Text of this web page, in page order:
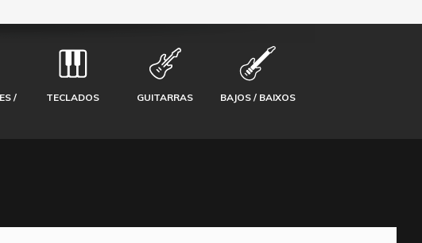
/
TECLADOS GUITARRAS BAJOS / BAIXOS